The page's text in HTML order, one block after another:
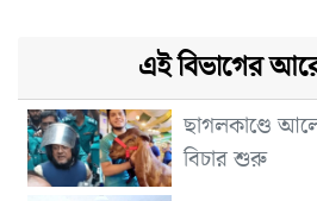
এই বিভাগের
ছাগলকাণ্ডে
বিচার শুরু